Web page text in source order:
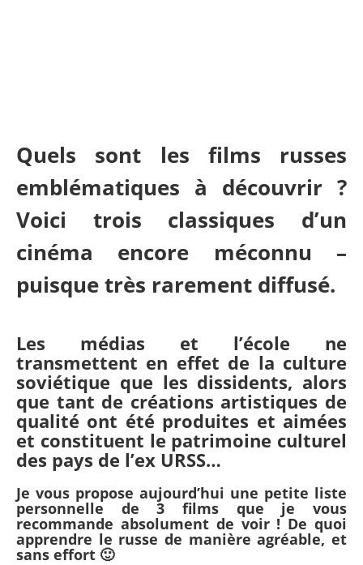
Quels sont les films russes
emblématiques à découvrir ?
Voici trois classiques d’un
cinéma encore méconnu –
puisque très rarement diffusé.
Les médias et l’école ne
transmettent en effet de la culture
soviétique que les dissidents, alors
que tant de créations artistiques de
qualité ont été produites et aimées
et constituent le patrimoine culturel
des pays de l’ex URSS…
Je vous propose aujourd’hui une petite liste
personnelle de 3 films que je vous
recommande absolument de voir ! De quoi
apprendre le russe de manière agréable, et
sans effort 🙂